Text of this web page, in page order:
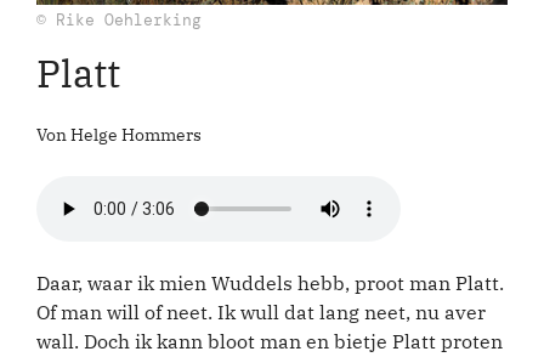
© Rike Oehlerking
Platt
Von Helge Hommers
Daar, waar ik mien Wuddels hebb, proot man Platt.
Of man will of neet. Ik wull dat lang neet, nu aver
wall. Doch ik kann bloot man en bietje Platt proten